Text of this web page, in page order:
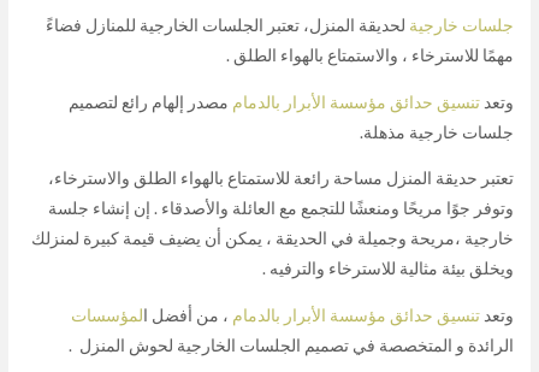
جلسات خارجية لحديقة المنزل، تعتبر الجلسات الخارجية للمنازل فضاءً
مهمًا للاسترخاء ، والاستمتاع بالهواء الطلق .
وتعدتنسيق حدائق مؤسسة الأبرار بالدمام مصدر إلهام رائع لتصميم
جلسات خارجية مذهلة.
تعتبر حديقة المنزل مساحة رائعة للاستمتاع بالهواء الطلق والاسترخاء،
وتوفر جوًا مريحًا ومنعشًا للتجمع مع العائلة والأصدقاء . إن إنشاء جلسة
خارجية ،مريحة وجميلة في الحديقة ، يمكن أن يضيف قيمة كبيرة لمنزلك
ويخلق بيئة مثالية للاسترخاء والترفيه .
وتعدتنسيق حدائق مؤسسة الأبرار بالدمام ، من أفضل المؤسسات
الرائدة و المتخصصة في تصميم الجلسات الخارجية لحوش المنزل .